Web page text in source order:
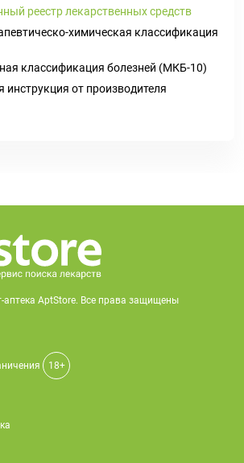
реестр лекарственных средств
химическая классификация
классификация болезней (МКБ-10)
от производителя
аптека AptStore. Все права защищены
18+